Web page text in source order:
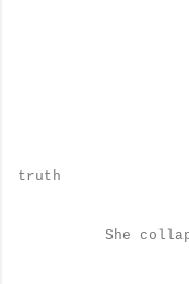
truth
She